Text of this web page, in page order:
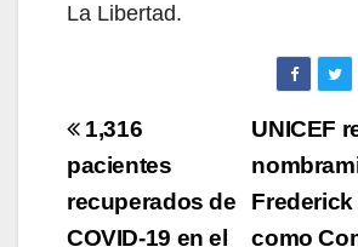
La Libertad.
Navegación
de
entradas
UNICEF
como
1,316
pacientes
recuperados de
COVID-19 en el